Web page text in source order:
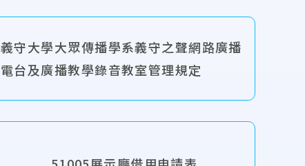
義守大學大眾傳播學系義守之聲網路廣播
電台及廣播教學錄音教室管理規定